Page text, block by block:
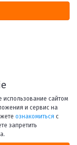
им. А. М.
сайтом
и сервис на
ознакомиться с
запретить